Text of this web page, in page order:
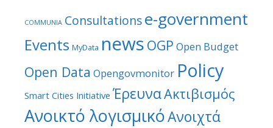
COMMUNIA Consultationse-government
Events MyData news OGP Open Budget
Open Data Opengovmonitor Policy
Smart Cities Initiative ΈρευναΑκτιβισμός
Ανοικτό λογισμικόΑνοιχτά